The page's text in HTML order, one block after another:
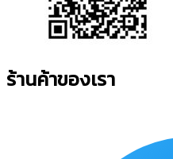
ร้านค้าของเรา